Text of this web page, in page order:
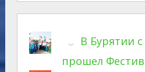
В Бурятии
прошел